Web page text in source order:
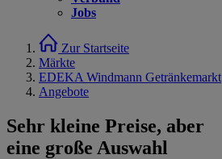
Jobs
Zur Startseite
Märkte
EDEKA Windmann Getränkemarkt
Angebote
Sehr kleine Preise, aber
eine große Auswahl